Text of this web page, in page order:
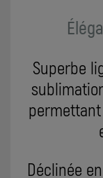
Superbe
Déclinée